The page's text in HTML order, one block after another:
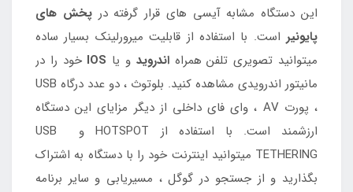
این دستگاه مشابه آیسی های قرار گرفته درپخش های
پایونیر است. با استفاده از قابلیت میرورلینک بسیار ساده
میتوانید تصویری تلفن همراهاندروید و یا IOS خود را در
مانیتور اندرویدی مشاهده کنید. بلوتوث ، دو عدد درگاه USB
، پورت AV ، وای فای داخلی از دیگر مزایای این دستگاه
ارزشمند است. با استفاده از HOTSPOT و USB
TETHERING میتوانید اینترنت خود را با دستگاه به اشتراک
بگذارید و از جستجو در گوگل ، مسیریابی و سایر برنامه